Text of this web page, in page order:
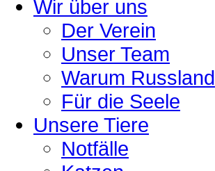
Wir über uns
Der Verein
Unser Team
Warum Russland
Für die Seele
Unsere Tiere
Notfälle